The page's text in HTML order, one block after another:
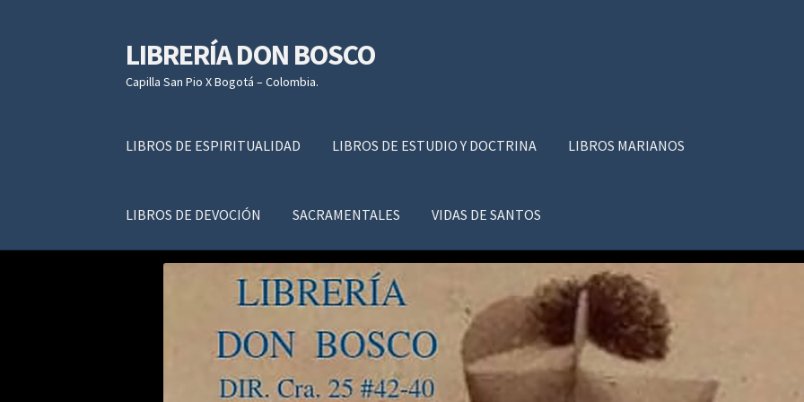
Ir
a
la
Ir
al
contenido
LIBRERÍA DON BOSCO
Capilla San Pio X Bogotá – Colombia.
LIBROS DE ESPIRITUALIDAD LIBROS DE ESTUDIO Y DOCTRINA LIBROS MARIANOS
LIBROS DE DEVOCIÓN SACRAMENTALES VIDAS DE SANTOS